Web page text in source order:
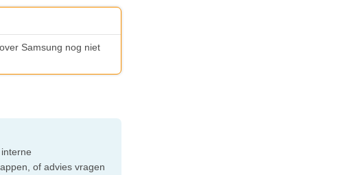
Samsung nog niet
of advies vragen